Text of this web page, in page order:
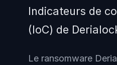
Indicateurs de
(IoC) de
Le ransomware